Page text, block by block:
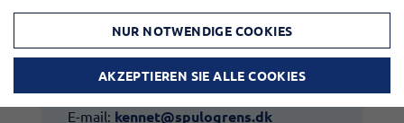
Kontakt:​
Kennet Bo Jacobsen
+45 72 10 00 22
E-mail: kennet@spulogrens.dk
NUR NOTWENDIGE COOKIES
AKZEPTIEREN SIE ALLE COOKIES